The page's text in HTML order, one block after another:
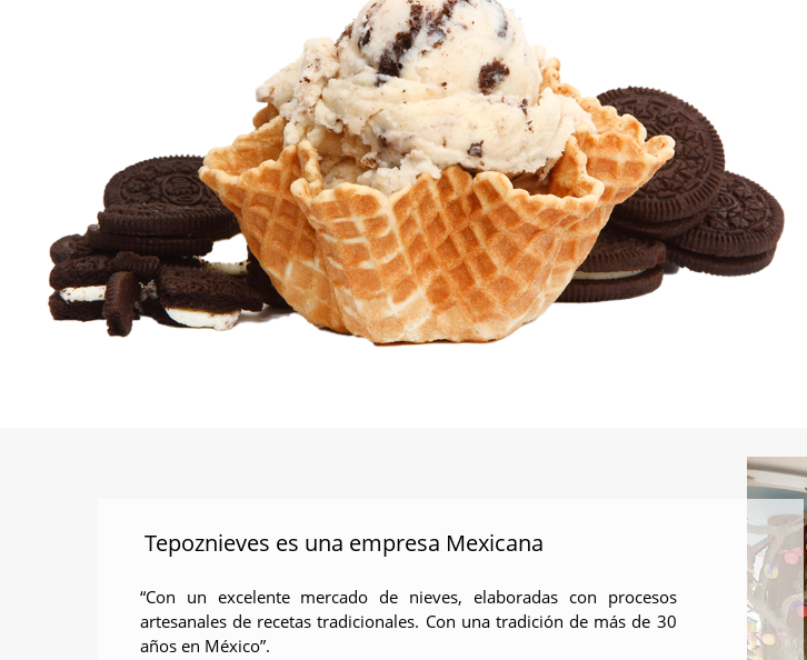
Tepoznieves es una empresa Mexicana
“Con un excelente mercado de nieves, elaboradas con procesos
artesanales de recetas tradicionales. Con una tradición de más de 30
años en México”.